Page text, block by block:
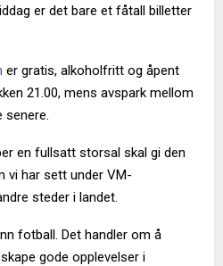
er det bare et fåtall billetter
er gratis, alkoholfritt og åpent
21.00, mens avspark mellom
senere.
en fullsatt storsal skal gi den
vi har sett under VM-
steder i landet.
fotball. Det handler om å
gode opplevelser i